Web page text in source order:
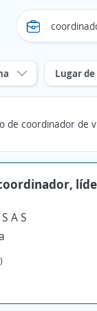
Lugar
de ventas en Valle del Cauca
A S